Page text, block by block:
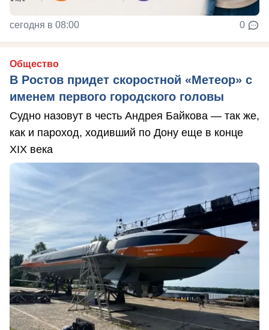
сегодня в 08:00 0
Общество
В Ростов придет скоростной «Метеор» с
именем первого городского головы
Судно назовут в честь Андрея Байкова — так же,
как и пароход, ходивший по Дону еще в конце
XIX века